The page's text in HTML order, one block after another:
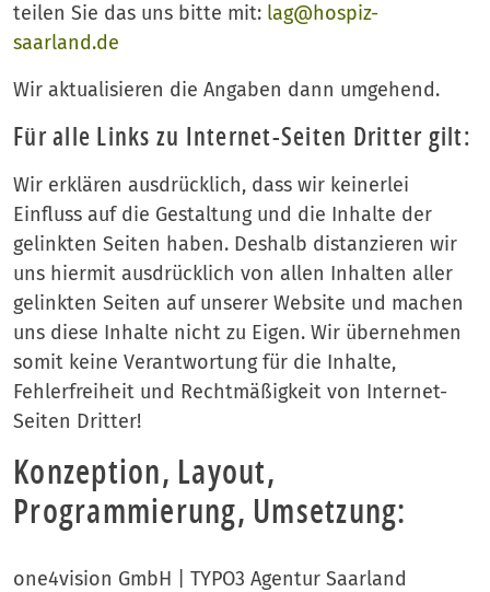
teilen Sie das uns bitte mit: lag@hospiz-
saarland.de
Wir aktualisieren die Angaben dann umgehend.
Für alle Links zu Internet-Seiten Dritter gilt:
Wir erklären ausdrücklich, dass wir keinerlei
Einfluss auf die Gestaltung und die Inhalte der
gelinkten Seiten haben. Deshalb distanzieren wir
uns hiermit ausdrücklich von allen Inhalten aller
gelinkten Seiten auf unserer Website und machen
uns diese Inhalte nicht zu Eigen. Wir übernehmen
somit keine Verantwortung für die Inhalte,
Fehlerfreiheit und Rechtmäßigkeit von Internet-
Seiten Dritter!
Konzeption, Layout,
Programmierung, Umsetzung:
one4vision GmbH | TYPO3 Agentur Saarland